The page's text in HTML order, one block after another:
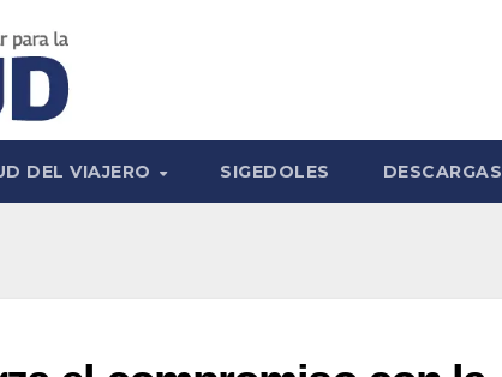
DEL VIAJERO SIGEDOLES DESCARGAS